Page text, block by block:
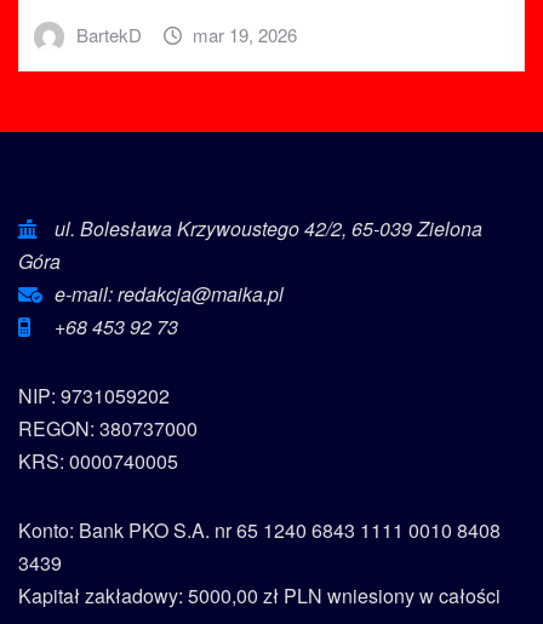
BartekD mar 19, 2026
ul. Bolesława Krzywoustego 42/2, 65-039 Zielona
Góra
e-mail: redakcja@maika.pl
+68 453 92 73
NIP: 9731059202
REGON: 380737000
KRS: 0000740005
Konto: Bank PKO S.A. nr 65 1240 6843 1111 0010 8408
3439
Kapitał zakładowy: 5000,00 zł PLN wniesiony w całości